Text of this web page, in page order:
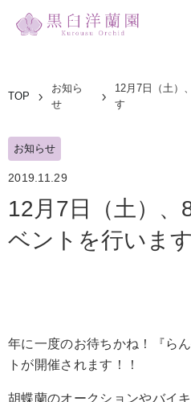
TOP
お知ら
せ
12月7日（土）
す
お知らせ
2019.11.29
12月7日（土）、
ベントを行います
年に一度のお待ちかね！『ら
トが開催されます！！
胡蝶蘭のオークションやバイ